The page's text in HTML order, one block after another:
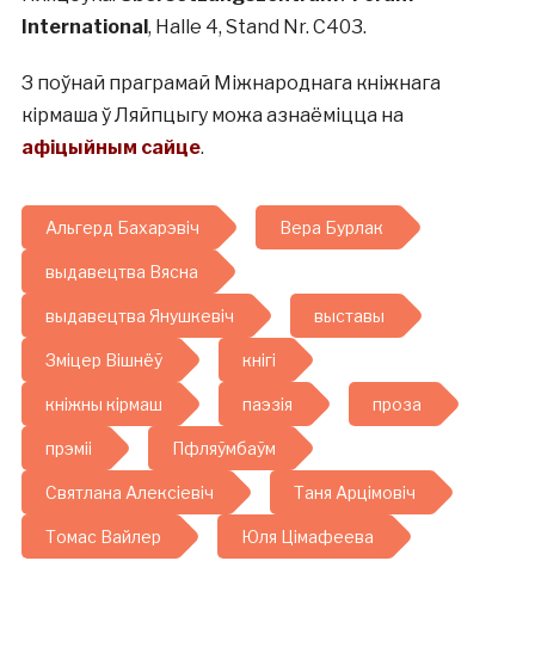
International, Halle 4, Stand Nr. C403.
З поўнай праграмай Міжнароднага кніжнага
кірмаша ў Ляйпцыгу можа азнаёміцца на
афіцыйным сайце.
Альгерд Бахарэвіч Вера Бурлак
выдавецтва Вясна
выдавецтва Янушкевіч выставы
Зміцер Вішнёў кнігі
кніжны кірмаш паэзія проза
прэміі Пфляўмбаўм
Святлана Алексіевіч Таня Арцімовіч
Томас Вайлер Юля Цімафеева